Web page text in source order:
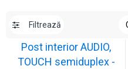
Filtrează
Post interior AUDIO,
TOUCH semiduplex -